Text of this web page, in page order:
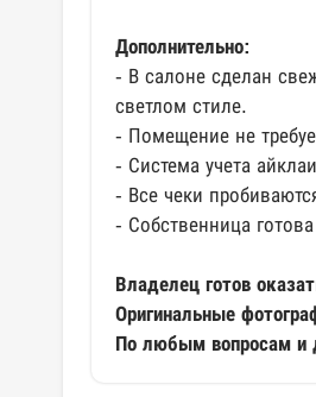
Дополнительно:
- В салоне сделан
светлом стиле.
- Помещение не
- Система учета
- Все чеки
- Собственница
Владелец готов
Оригинальные
По любым вопросам и